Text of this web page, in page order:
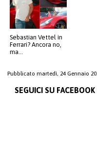
Sebastian Vettel in
Ferrari? Ancora no,
ma…
Pubblicato martedì, 24 Gennaio
SEGUICI SU FACEBOOK